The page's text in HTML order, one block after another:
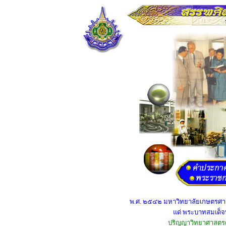
พ.ศ. ๒๕๔๒ มหาวิทยาลัยเกษตร
แด่ พระบาทสมเด็
ปริญญาวิทยาศาสต